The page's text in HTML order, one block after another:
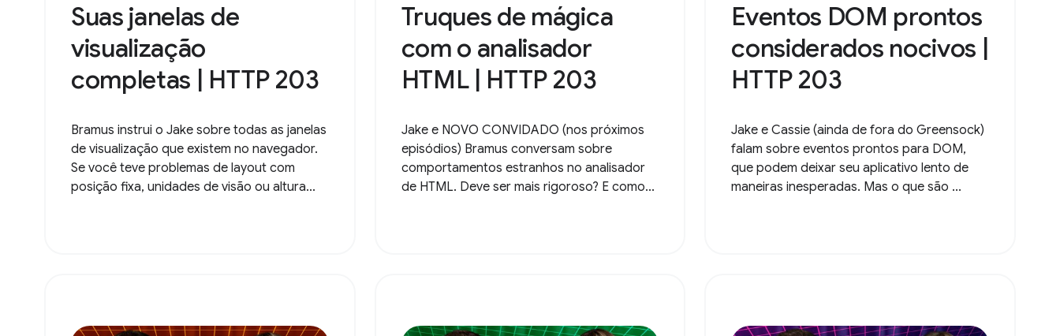
Suas janelas de
visualização
completas | HTTP 203
Bramus instrui o Jake sobre todas as janelas
de visualização que existem no navegador.
Se você teve problemas de layout com
posição fixa, unidades de visão ou altura...
Truques de mágica
com o analisador
HTML | HTTP 203
Jake e NOVO CONVIDADO (nos próximos
episódios) Bramus conversam sobre
comportamentos estranhos no analisador
de HTML. Deve ser mais rigoroso? E como...
Eventos DOM prontos
considerados nocivos |
HTTP 203
Jake e Cassie (ainda de fora do Greensock)
falam sobre eventos prontos para DOM,
que podem deixar seu aplicativo lento de
maneiras inesperadas. Mas o que são ...